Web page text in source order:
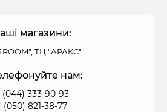
магазини:
ТЦ "АРАКС"
нам:
(044) 333-90-93
(050) 821-38-77